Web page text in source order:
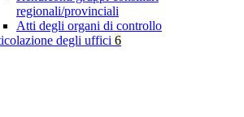
regionali/provinciali
Atti degli organi di controllo
degli uffici 6